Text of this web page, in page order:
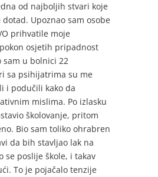
od najboljih stvari koje
Upoznao sam osobe
prihvatile moje
osjetih pripadnost
sam u bolnici 22
sa psihijatrima su me
i podučili kako da
mislima. Po izlasku
školovanje, pritom
Bio sam toliko ohrabren
da bih stavljao lak na
se poslije škole, i takav
To je pojačalo tenzije